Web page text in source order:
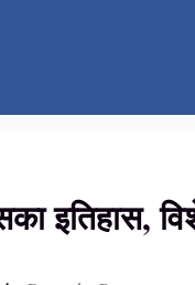
इतिहास,